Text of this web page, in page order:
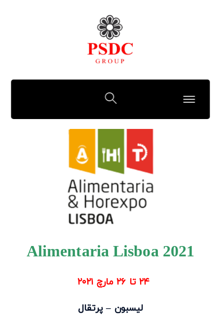
Alimentaria Lisboa 2021
۲۴ تا ۲۶ مارچ ۲۰۲۱
لیسبون – پرتقال